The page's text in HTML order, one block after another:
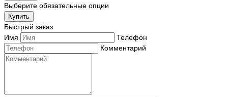
Выберите обязательные опции
Купить
Быстрый заказ
Имя
Телефон
Комментарий